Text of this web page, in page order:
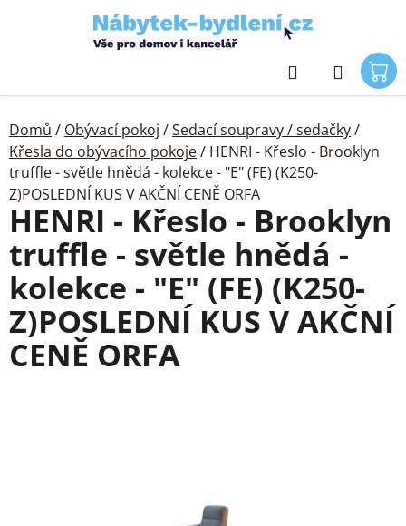
Hledat
Domů / Obývací pokoj /Sedací soupravy / sedačky/
Křesla do obývacího pokoje/ HENRI - Křeslo - Brooklyn
truffle - světle hnědá - kolekce - "E" (FE) (K250-
Z)POSLEDNÍ KUS V AKČNÍ CENĚ ORFA
HENRI - Křeslo - Brooklyn
truffle - světle hnědá -
kolekce - "E" (FE) (K250-
Z)POSLEDNÍ KUS V AKČNÍ
CENĚ ORFA